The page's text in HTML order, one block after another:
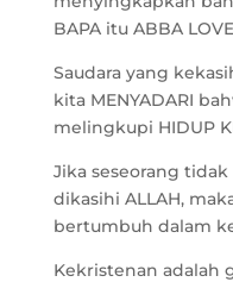
BAPA itu ABBA
Saudara yang
kita MENYADARI
melingkupi HIDUP
Jika seseorang
dikasihi ALLAH,
bertumbuh dalam
Kekristenan adalah